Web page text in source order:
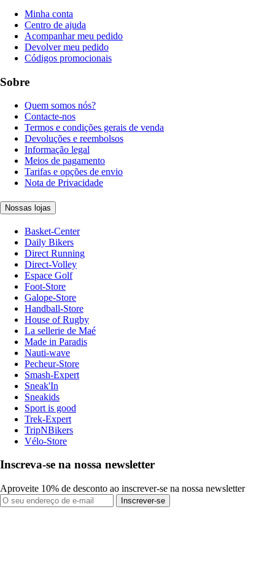
Minha conta
Centro de ajuda
Acompanhar meu pedido
Devolver meu pedido
Códigos promocionais
Sobre
Quem somos nós?
Contacte-nos
Termos e condições gerais de venda
Devoluções e reembolsos
Informação legal
Meios de pagamento
Tarifas e opções de envio
Nota de Privacidade
Nossas lojas
Basket-Center
Daily Bikers
Direct Running
Direct-Volley
Espace Golf
Foot-Store
Galope-Store
Handball-Store
House of Rugby
La sellerie de Maé
Made in Paradis
Nauti-wave
Pecheur-Store
Smash-Expert
Sneak'In
Sneakids
Sport is good
Trek-Expert
TripNBikers
Vélo-Store
Inscreva-se na nossa newsletter
Aproveite 10% de desconto ao inscrever-se na nossa newsletter
Inscrever-se